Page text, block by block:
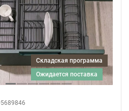
Складская программа
ожидается поставка